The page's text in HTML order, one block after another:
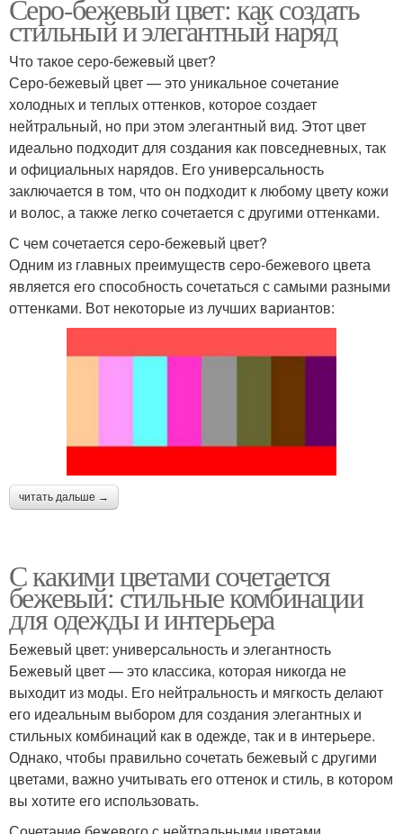
Серо-бежевый цвет: как создать
стильный и элегантный наряд
Что такое серо-бежевый цвет?
Серо-бежевый цвет — это уникальное сочетание
холодных и теплых оттенков, которое создает
нейтральный, но при этом элегантный вид. Этот цвет
идеально подходит для создания как повседневных, так
и официальных нарядов. Его универсальность
заключается в том, что он подходит к любому цвету кожи
и волос, а также легко сочетается с другими оттенками.
С чем сочетается серо-бежевый цвет?
Одним из главных преимуществ серо-бежевого цвета
является его способность сочетаться с самыми разными
оттенками. Вот некоторые из лучших вариантов:
читать дальше →
С какими цветами сочетается
бежевый: стильные комбинации
для одежды и интерьера
Бежевый цвет: универсальность и элегантность
Бежевый цвет — это классика, которая никогда не
выходит из моды. Его нейтральность и мягкость делают
его идеальным выбором для создания элегантных и
стильных комбинаций как в одежде, так и в интерьере.
Однако, чтобы правильно сочетать бежевый с другими
цветами, важно учитывать его оттенок и стиль, в котором
вы хотите его использовать.